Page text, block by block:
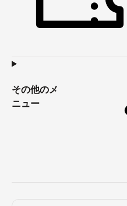
その他のメ
ニュー